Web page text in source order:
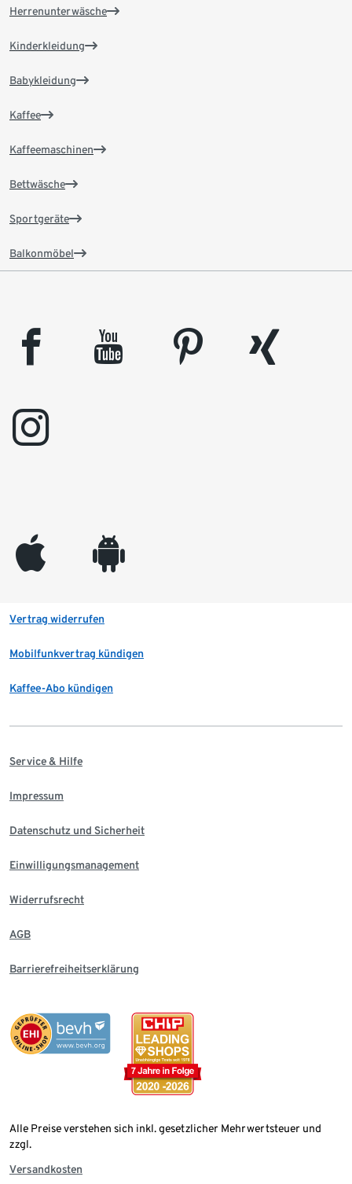
Herrenunterwäsche
Kinderkleidung
Babykleidung
Kaffee
Kaffeemaschinen
Bettwäsche
Sportgeräte
Balkonmöbel
facebook youtube pinterest
xing
instagram
appleinc android
Vertrag widerrufen
Mobilfunkvertrag kündigen
Kaffee-Abo kündigen
Service & Hilfe
Impressum
Datenschutz und Sicherheit
Einwilligungsmanagement
Widerrufsrecht
AGB
Barrierefreiheitserklärung
Alle Preise verstehen sich inkl. gesetzlicher Mehrwertsteuer und
zzgl.
Versandkosten